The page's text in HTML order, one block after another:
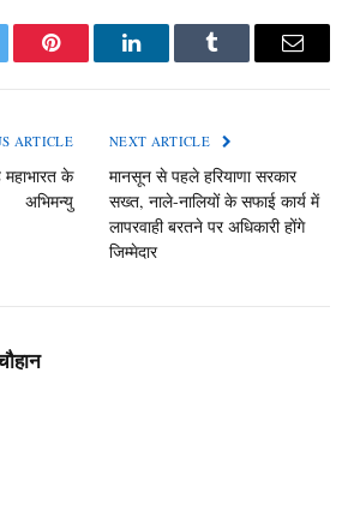
Pinterest LinkedInTumblr Email
ARTICLE
के
अभिमन्यु
NEXT ARTICLE
मानसून से पहले हरियाणा सरकार
सख्त, नाले-नालियों के सफाई कार्य में
लापरवाही बरतने पर अधिकारी होंगे
जिम्मेदार